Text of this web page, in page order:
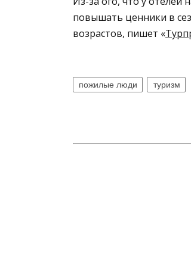
повышать ценники в
возрастов, пишет «
пожилые люди туризм